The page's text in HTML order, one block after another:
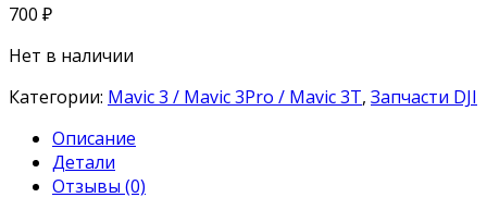
700 ₽
Нет в наличии
Категории: Mavic 3 / Mavic 3Pro / Mavic 3T, Запчасти DJI
Описание
Детали
Отзывы (0)